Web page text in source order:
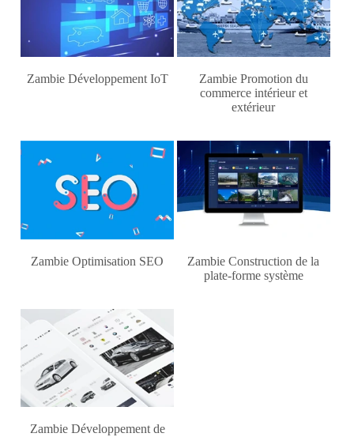
Zambie Développement IoT
Zambie Promotion du
commerce intérieur et
extérieur
Zambie Optimisation SEO
Zambie Construction de la
plate-forme système
Zambie Développement de